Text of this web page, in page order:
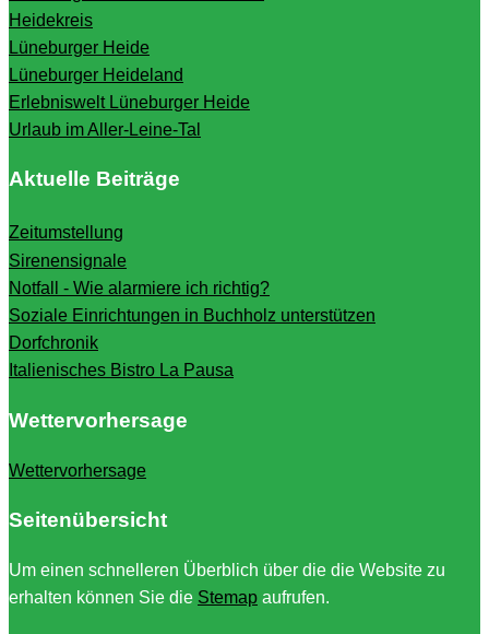
Heidekreis
Lüneburger Heide
Lüneburger Heideland
Erlebniswelt Lüneburger Heide
Urlaub im Aller-Leine-Tal
Aktuelle Beiträge
Zeitumstellung
Sirenensignale
Notfall - Wie alarmiere ich richtig?
Soziale Einrichtungen in Buchholz unterstützen
Dorfchronik
Italienisches Bistro La Pausa
Wettervorhersage
Wettervorhersage
Seitenübersicht
Um einen schnelleren Überblich über die die Website zu
erhalten können Sie die Stemap aufrufen.